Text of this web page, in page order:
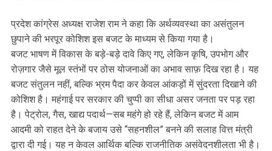
प्रदेश कांग्रेस अध्यक्ष राजेश राम ने कहा कि अर्थव्यवस्था का असंतुलन
छुपाने की भरपूर कोशिश इस बजट के माध्यम से किया गया है।
बजट भाषण में विकास के बड़े-बड़े दावे किए गए, लेकिन कृषि, उपभोग और
रोज़गार जैसे मूल स्तंभों पर ठोस योजनाओं का अभाव साफ़ दिख रहा है। यह
बजट संतुलन नहीं, बल्कि भ्रम पैदा कर केवल आंकड़ों में सुंदरता दिखाने की
कोशिश है। महंगाई पर सरकार की चुप्पी का सीधा असर जनता पर पड़ रहा
है। पेट्रोल, गैस, खाद्य पदार्थ—सब महंगे हो रहे हैं, लेकिन बजट में आम
आदमी को राहत देने के बजाय उसे “सहनशील” बनने की सलाह वित्त मंत्री
द्वारा दी गई। यह न केवल आर्थिक बल्कि राजनीतिक असंवेदनशीलता भी है।